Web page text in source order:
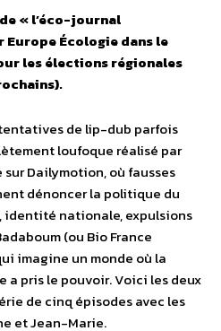
« l’éco-journal
Écologie dans le
les élections régionales
de lip-dub parfois
loufoque réalisé par
Dailymotion, où fausses
dénoncer la politique du
identité nationale, expulsions
(ou Bio France
imagine un monde où la
pris le pouvoir. Voici les deux
de cinq épisodes avec les
et Jean-Marie.